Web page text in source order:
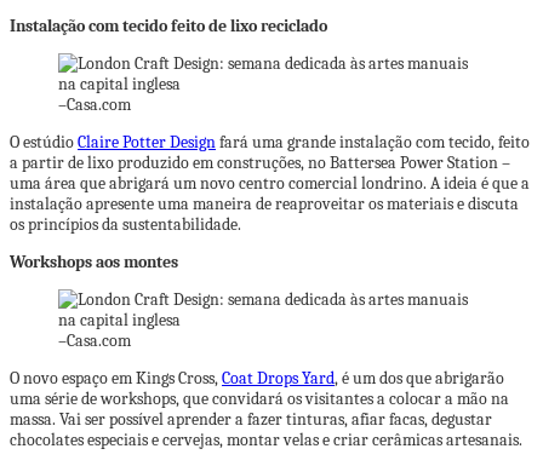
Instalação com tecido feito de lixo reciclado
–Casa.com
O estúdioClaire Potter Designfará uma grande instalação com tecido, feito
a partir de lixo produzido em construções, no Battersea Power Station –
uma área que abrigará um novo centro comercial londrino. A ideia é que a
instalação apresente uma maneira de reaproveitar os materiais e discuta
os princípios da sustentabilidade.
Workshops aos montes
–Casa.com
O novo espaço em Kings Cross,Coat Drops Yard, é um dos que abrigarão
uma série de workshops, que convidará os visitantes a colocar a mão na
massa. Vai ser possível aprender a fazer tinturas, afiar facas, degustar
chocolates especiais e cervejas, montar velas e criar cerâmicas artesanais.